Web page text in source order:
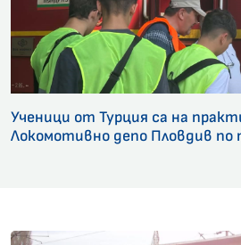
Ученици от Турция са на
Локомотивно депо Пловдив по